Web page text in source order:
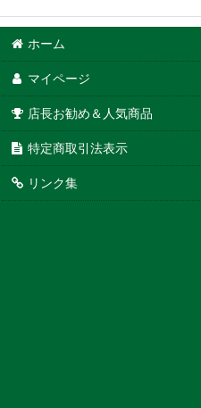
ホーム
マイページ
店長お勧め＆人気商品
特定商取引法表示
リンク集